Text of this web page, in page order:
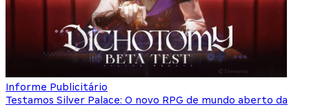
Informe Publicitário
Testamos Silver Palace: O novo RPG de mundo aberto da